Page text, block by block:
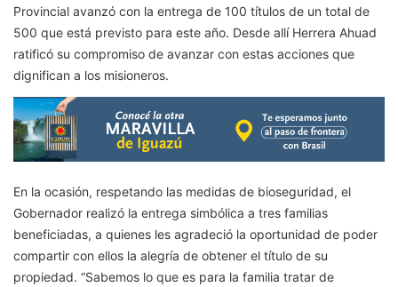
Provincial avanzó con la entrega de 100 títulos de un total de
500 que está previsto para este año. Desde allí Herrera Ahuad
ratificó su compromiso de avanzar con estas acciones que
dignifican a los misioneros.
En la ocasión, respetando las medidas de bioseguridad, el
Gobernador realizó la entrega simbólica a tres familias
beneficiadas, a quienes les agradeció la oportunidad de poder
compartir con ellos la alegría de obtener el título de su
propiedad. “Sabemos lo que es para la familia tratar de